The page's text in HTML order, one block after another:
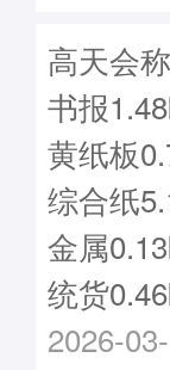
高天会
书报
黄纸板
综合纸
金属
统货
2026-